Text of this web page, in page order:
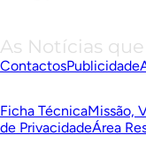
As Notícias
ContactosPublicidade
Ficha TécnicaMissão,
de PrivacidadeÁrea